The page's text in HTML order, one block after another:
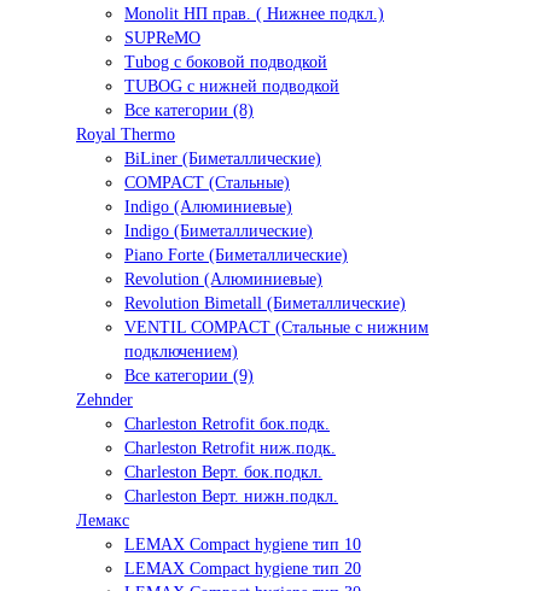
Monolit НП прав. ( Нижнее подкл.)
SUPReMO
Tubog с боковой подводкой
TUBOG с нижней подводкой
Все категории (8)
Royal Thermo
BiLiner (Биметаллические)
COMPACT (Стальные)
Indigo (Алюминиевые)
Indigo (Биметаллические)
Piano Forte (Биметаллические)
Revolution (Алюминиевые)
Revolution Bimetall (Биметаллические)
VENTIL COMPACT (Стальные с нижним
подключением)
Все категории (9)
Zehnder
Charleston Retrofit бок.подк.
Charleston Retrofit ниж.подк.
Charleston Верт. бок.подкл.
Charleston Верт. нижн.подкл.
Лемакс
LEMAX Compact hygiene тип 10
LEMAX Compact hygiene тип 20